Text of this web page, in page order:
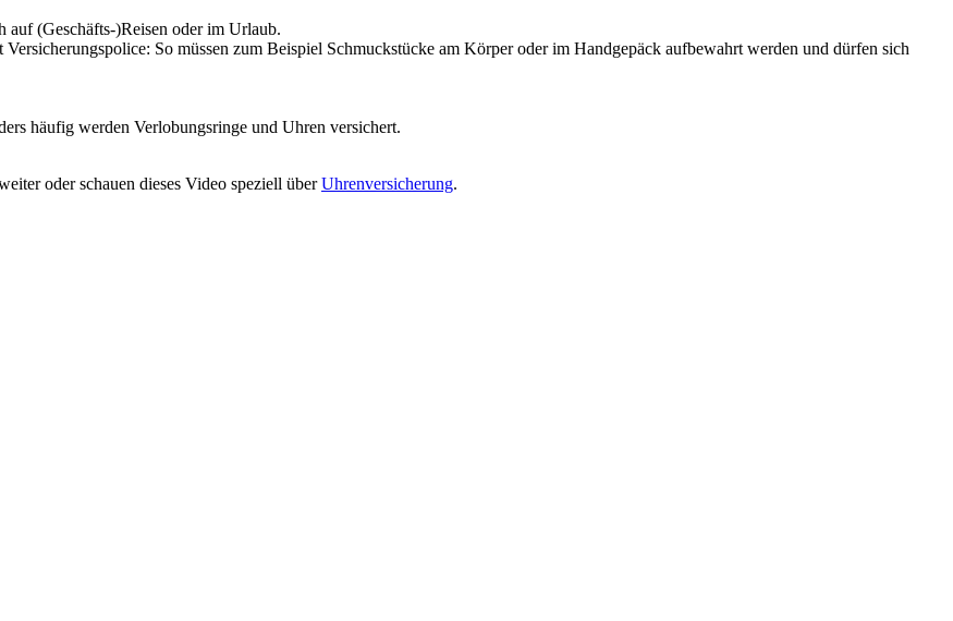
(Geschäfts-)Reisen oder im Urlaub.
So müssen zum Beispiel Schmuckstücke am Körper oder im Handgepäck aufbewahrt werden und dürfen sich
häufig werden Verlobungsringe und Uhren versichert.
oder schauen dieses Video speziell überUhrenversicherung.